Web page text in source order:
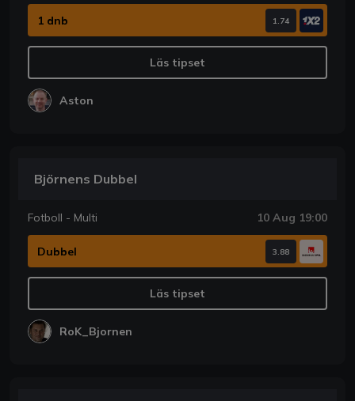
1 dnb 1.74
Läs tipset
Aston
Björnens Dubbel
Fotboll - Multi 10 Aug 19:00
Dubbel 3.88
Läs tipset
RoK_Bjornen